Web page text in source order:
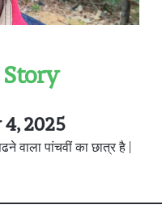
Story
4, 2025
वाला पांचवीं का छात्र है |